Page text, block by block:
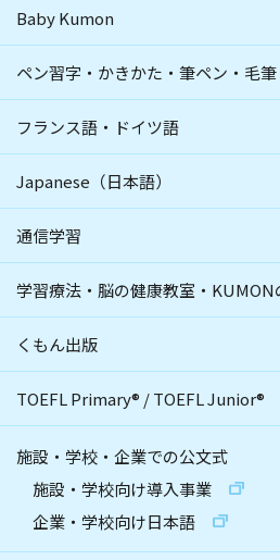
Baby Kumon
ペン習字・かきかた・筆ペン・毛筆
フランス語・ドイツ語
Japanese（日本語）
通信学習
学習療法・脳の健康教室・KUMON
くもん出版
TOEFL Primary® /TOEFL Junior®
施設・学校・企業での公文式
施設・学校向け導入事業
企業・学校向け日本語